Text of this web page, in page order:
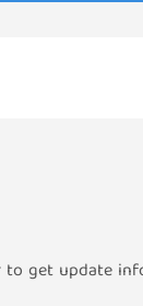
get update